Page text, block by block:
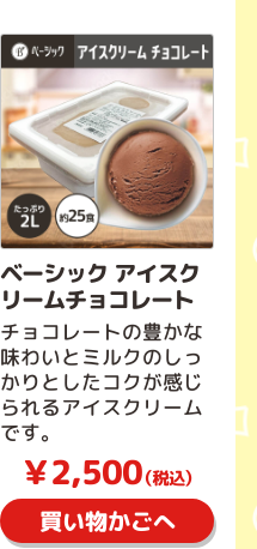
ベーシック アイスク
リームチョコレート
チョコレートの豊かな
味わいとミルクのしっ
かりとしたコクが感じ
られるアイスクリーム
です。
￥2,500（税込）
買い物かごへ